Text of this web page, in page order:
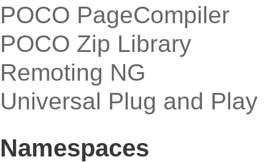
POCO PageCompiler
POCO Zip Library
Remoting NG
Universal Plug and Play
Namespaces